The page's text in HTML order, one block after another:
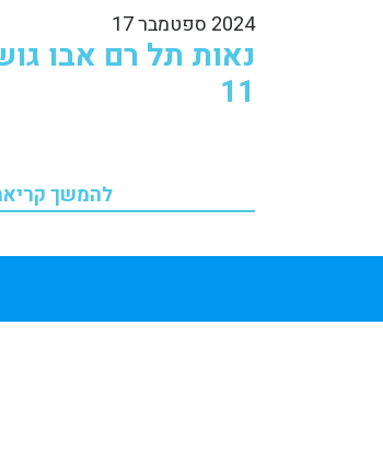
2024 ספטמבר 17
נאות תל רם אבו
11
להמשך